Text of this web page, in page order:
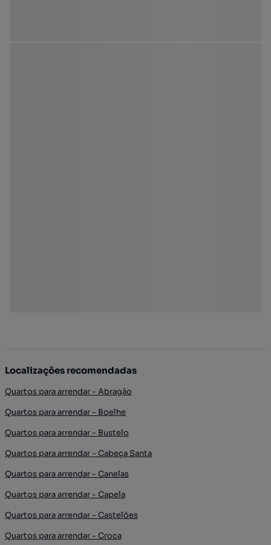
Localizações recomendadas
Quartos para arrendar - Abragão
Quartos para arrendar - Boelhe
Quartos para arrendar - Bustelo
Quartos para arrendar - Cabeça Santa
Quartos para arrendar - Canelas
Quartos para arrendar - Capela
Quartos para arrendar - Castelões
Quartos para arrendar - Croca